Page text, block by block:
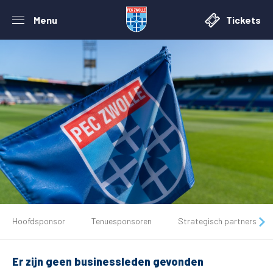
Menu Tickets
Tickets
Matchdays
Hoofdsponsor Tenuesponsoren Strategisch partners
Er zijn geen businessleden gevonden